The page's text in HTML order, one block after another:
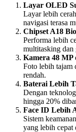
Layar OLED
Layar lebih
navigasi terasa
Chipset A18
Performa lebih
multitasking dan
Kamera 48 MP
Foto lebih tajam
rendah.
Baterai Lebih
Dengan
hingga 20%
Face ID Lebih
Sistem
yang lebih cepat